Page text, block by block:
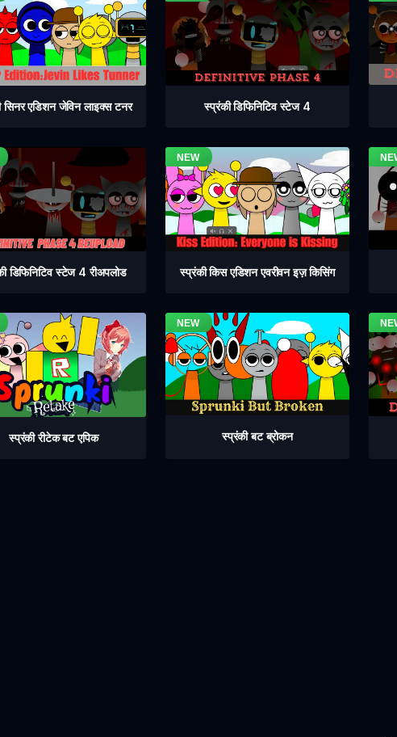
सिनर एडिशन जेविन लाइक्स टनर स्प्रंकी डिफिनिटिव स्टेज 4
डिफिनिटिव स्टेज 4 रीअपलोड स्प्रंकी किस एडिशन एवरीवन इज़ किसिंग
स्प्रंकी रीटेक बट एपिक स्प्रंकी बट ब्रोकन